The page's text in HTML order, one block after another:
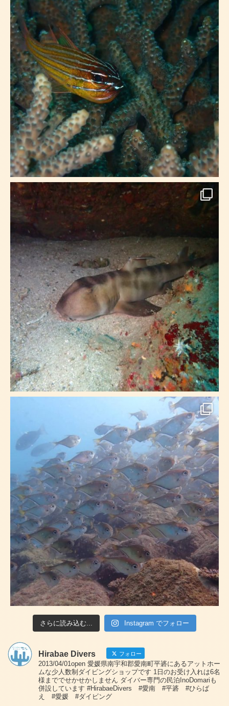
さらに読み込む... Instagram でフォロー
Hirabae Divers フォロー
2013/04/01open 愛媛県南宇和郡愛南町平碆にあるアットホー
ムな少人数制ダイビングショップです 1日のお受け入れは6名
様まででせかせかしません ダイバー専門の民泊InoDomariも
併設しています #HirabaeDivers #愛南 #平碆 #ひらば
え #愛媛 #ダイビング